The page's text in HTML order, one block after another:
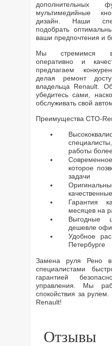
дополнительных
мультимедийные
дизайн. Наши
подобрать
ваши предпочтения и
Мы стремимся
оперативно и
предлагаем
делая ремонт
владельца Renault.
убедитесь сами,
обслуживать свой
Преимущества СТО-
работы
которое
задачи
Гарантия
месяцев на
дешевле
Удобное
Петербурге
Замена руля Рено
специалистами
гарантией
управления. Мы
спокойствия за
Renault!
Отзывы